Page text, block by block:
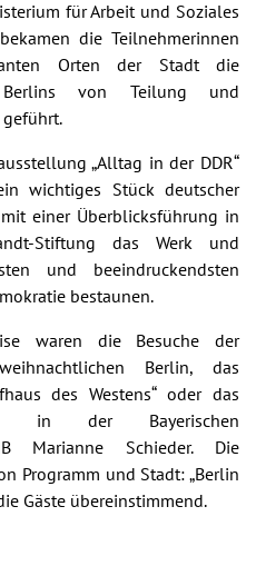
für Arbeit und Soziales
die Teilnehmerinnen
Orten der Stadt die
Berlins von Teilung und
„Alltag in der DDR“
wichtiges Stück deutscher
einer Überblicksführung in
Stiftung das Werk und
und beeindruckendsten
bestaunen.
waren die Besuche der
Berlin, das
des Westens“ oder das
in der Bayerischen
Marianne Schieder. Die
Programm und Stadt: „Berlin
Gäste übereinstimmend.